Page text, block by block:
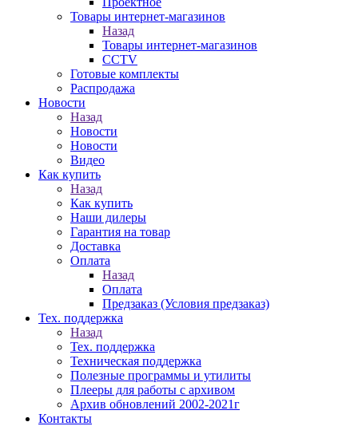
Товары интернет-магазинов
Назад
Товары интернет-магазинов
CCTV
Готовые комплекты
Распродажа
Новости
Назад
Новости
Новости
Видео
Как купить
Назад
Как купить
Наши дилеры
Гарантия на товар
Доставка
Оплата
Назад
Оплата
Предзаказ (Условия предзаказ)
Тех. поддержка
Назад
Тех. поддержка
Техническая поддержка
Полезные программы и утилиты
Плееры для работы с архивом
Архив обновлений 2002-2021г
Контакты